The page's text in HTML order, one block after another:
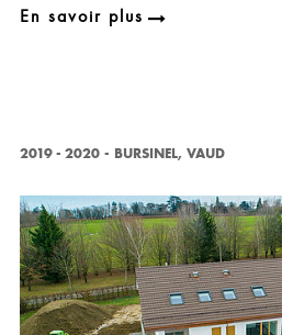
En savoir plus
2019 - 2020 - BURSINEL, VAUD